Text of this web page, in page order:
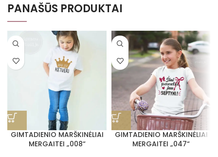
PANAŠŪS PRODUKTAI
GIMTADIENIO MARŠKINĖLIAI
MERGAITEI „008“
GIMTADIENIO MARŠKINĖLIAI
MERGAITEI „047“